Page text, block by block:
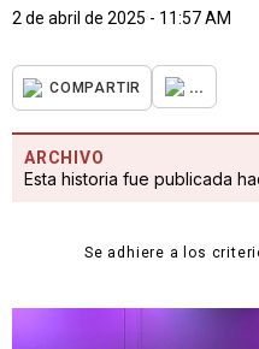
2 de abril de 2025 - 11:57 AM
COMPARTIR ...
ARCHIVO
Esta historia fue publicada
Se adhiere a los